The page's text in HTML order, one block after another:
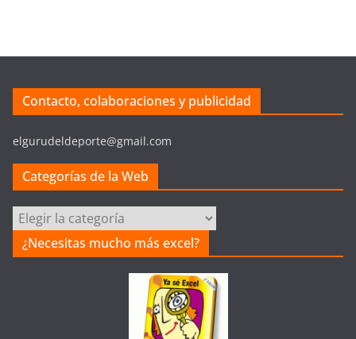
Contacto, colaboraciones y publicidad
elgurudeldeporte@gmail.com
Categorías de la Web
Categorías
la
¿Necesitas mucho más excel?